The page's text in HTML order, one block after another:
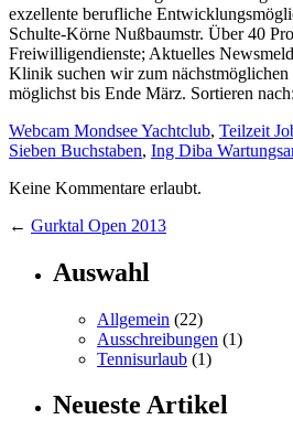
Webcam Mondsee Yachtclub, Teilzeit
Sieben Buchstaben, Ing Diba
Keine Kommentare erlaubt.
← Gurktal Open 2013
Auswahl
Allgemein (22)
Ausschreibungen (1)
Tennisurlaub (1)
Neueste Artikel